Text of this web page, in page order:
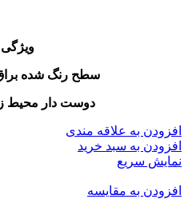
ویژگی
سطح رنگ شده
دوست دار محیط
افزودن به علاقه مندی
افزودن به سبد خرید
نمایش سریع
افزودن به مقایسه